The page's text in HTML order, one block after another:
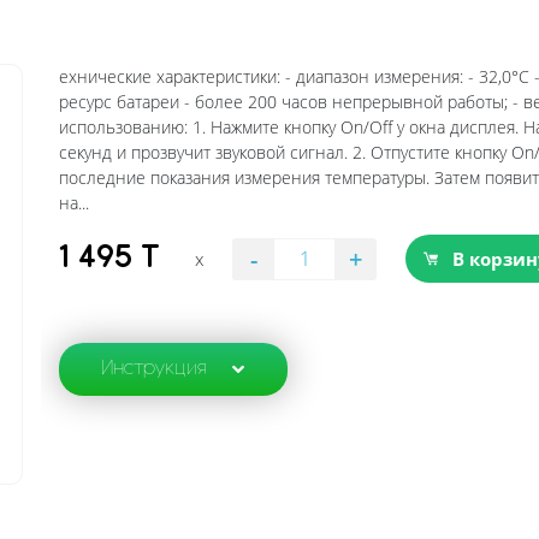
ехнические характеристики: - диапазон измерения: -
ресурс батареи - более 200 часов непрерывной работы; -
использованию: 1. Нажмите кнопку On/Off у окна дисплея.
секунд и прозвучит звуковой сигнал. 2. Отпустите кнопку
последние показания измерения температуры. Затем
на...
1 495 T x - + В
Инструкция